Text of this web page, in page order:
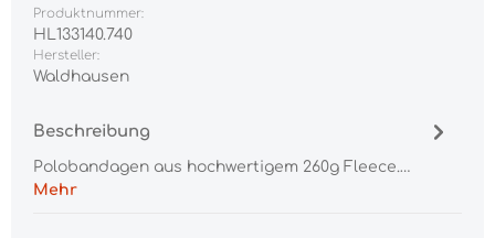
Produktnummer:
HL133140.740
Hersteller:
Waldhausen
Beschreibung
Polobandagen aus hochwertigem 260g Fleece.…
Mehr